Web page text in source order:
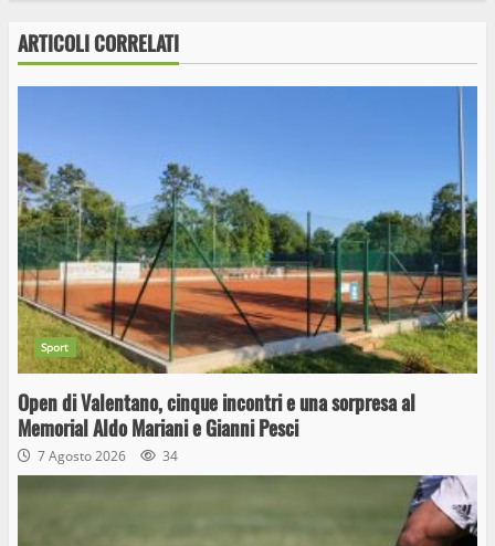
ARTICOLI CORRELATI
Sport
Open di Valentano, cinque incontri e una sorpresa al
Memorial Aldo Mariani e Gianni Pesci
7 Agosto 2026 34